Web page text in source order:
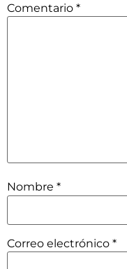
Comentario *
Nombre *
Correo electrónico *